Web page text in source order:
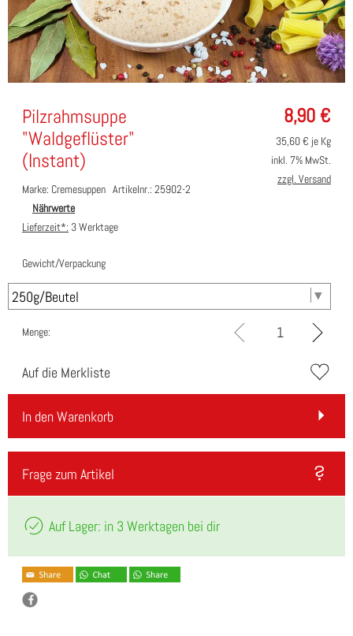
8,90 €
Pilzrahmsuppe
"Waldgeflüster"
(Instant)
Marke: Cremesuppen Artikelnr.: 25902-2
Nährwerte
Lieferzeit*: 3 Werktage
35,60€ je Kg
inkl. 7% MwSt.
zzgl. Versand
Gewicht/Verpackung
Menge:
Auf die Merkliste
In den Warenkorb
Frage zum Artikel
Auf Lager: in 3 Werktagen bei dir